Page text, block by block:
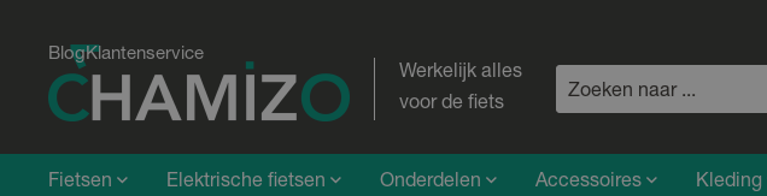
BlogKlantenservice
Werkelijk alles
voor de fiets
Fietsen Elektrische fietsen Onderdelen Accessoires Kleding